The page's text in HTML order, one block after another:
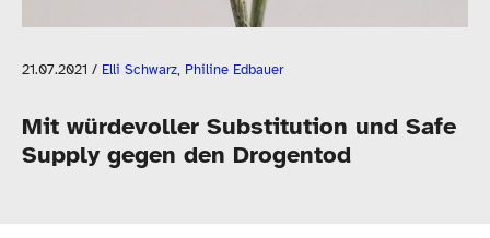
21.07.2021 / Elli Schwarz, Philine Edbauer
Mit würdevoller Substitution und Safe
Supply gegen den Drogentod